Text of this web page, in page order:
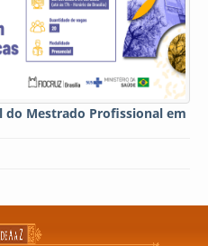
do Mestrado Profissional em